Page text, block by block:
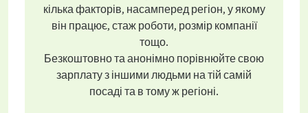
кілька факторів, насамперед регіон, у якому
він працює, стаж роботи, розмір компанії
тощо.
Безкоштовно та анонімно порівнюйте свою
зарплату з іншими людьми на тій самій
посаді та в тому ж регіоні.